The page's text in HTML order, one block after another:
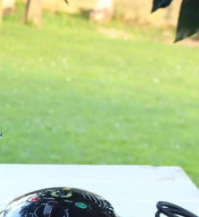
recetas con